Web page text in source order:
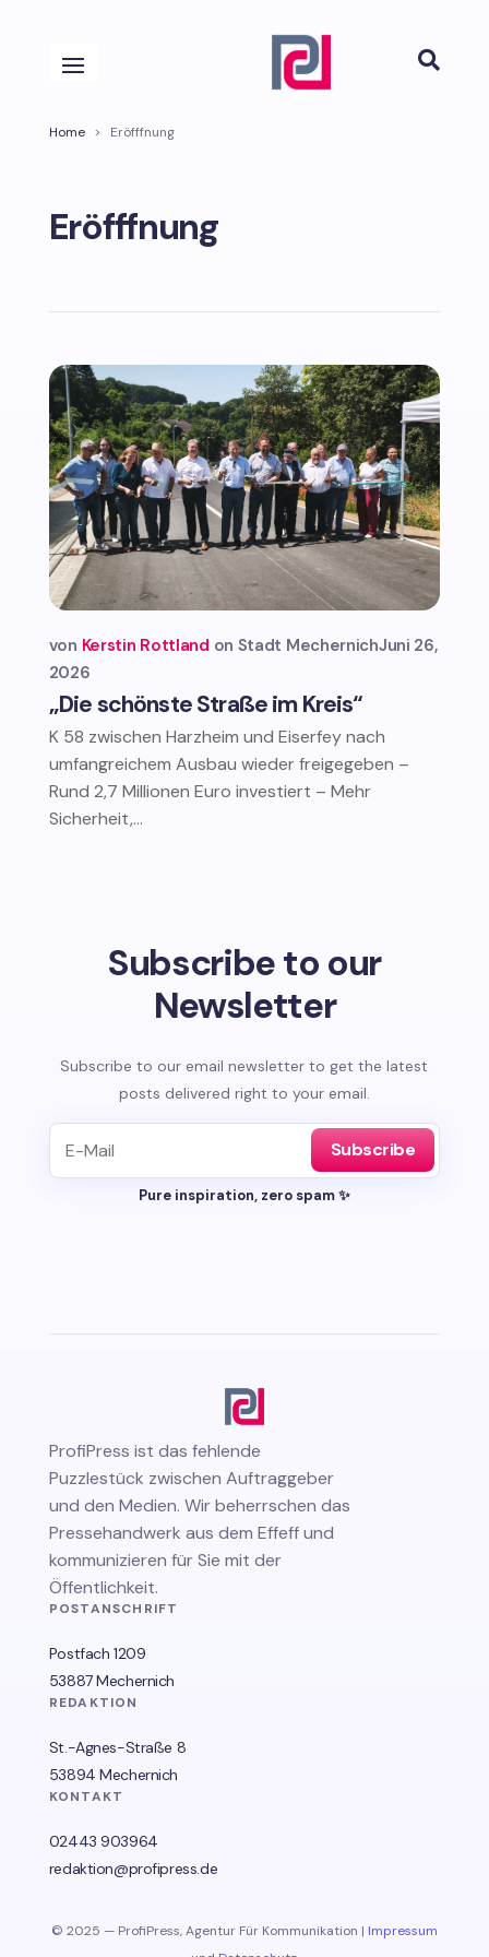

Home > Eröfffnung
Eröfffnung
„Die schönste Straße im Kreis“
von Kerstin Rottland Stadt MechernichJuni 26,
2026
K 58 zwischen Harzheim und Eiserfey nach
umfangreichem Ausbau wieder freigegeben –
Rund 2,7 Millionen Euro investiert – Mehr
Sicherheit,...
Subscribe to our
Newsletter
Subscribe to our email newsletter to get the latest
posts delivered right to your email.
Subscribe
Pure inspiration, zero spam ✨
ProfiPress ist das fehlende
Puzzlestück zwischen Auftraggeber
und den Medien. Wir beherrschen das
Pressehandwerk aus dem Effeff und
kommunizieren für Sie mit der
Öffentlichkeit.
POSTANSCHRIFT
Postfach 1209
53887 Mechernich
REDAKTION
St.-Agnes-Straße 8
53894 Mechernich
KONTAKT
02443 903964
redaktion@profipress.de
© 2025 — ProfiPress, Agentur Für Kommunikation | Impressum